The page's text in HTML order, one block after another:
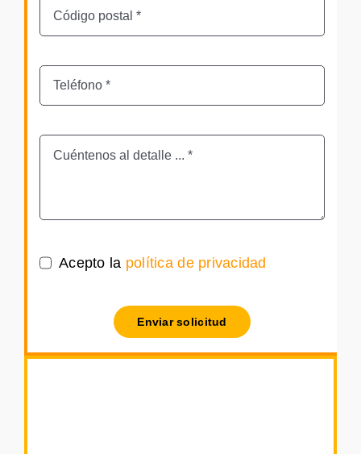
Acepto la política de privacidad
Enviar solicitud